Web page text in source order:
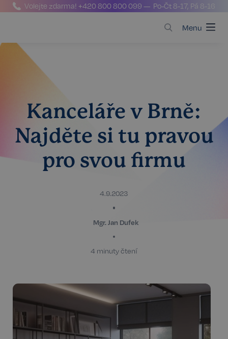
Volejte zdarma!+420 800 800 099 — Po-Čt 8-17, Pá 8-16
Menu
Kanceláře v Brně:
Najděte si tu pravou
pro svou firmu
4.9.2023
Mgr. Jan Dufek
4 minuty čtení